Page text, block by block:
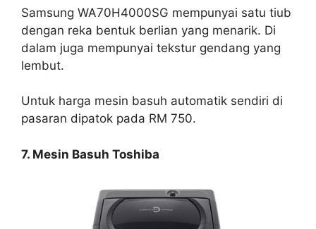
Samsung WA70H4000SG mempunyai satu tiub
dengan reka bentuk berlian yang menarik. Di
dalam juga mempunyai tekstur gendang yang
lembut.
Untuk harga mesin basuh automatik sendiri di
pasaran dipatok pada RM 750.
7. Mesin Basuh Toshiba